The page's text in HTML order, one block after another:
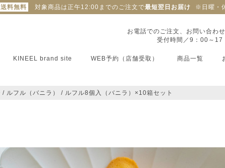
料無料 対象商品は正午12:00までのご注文で最短翌日お届け ※日曜・
お電話でのご注文、お問い合わ
受付時間／9：00～17
KINEEL brand site WEB予約（店舗受取） 商品一覧
ルフル（バニラ） ルフル8個入（バニラ）×10箱セット